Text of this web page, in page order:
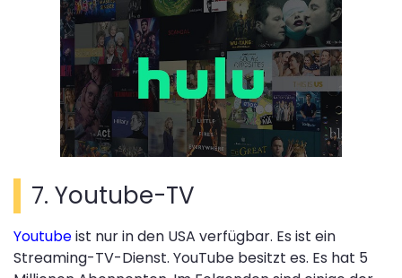
7. Youtube-TV
Youtubeist nur in den USA verfügbar. Es ist ein
Streaming-TV-Dienst. YouTube besitzt es. Es hat 5